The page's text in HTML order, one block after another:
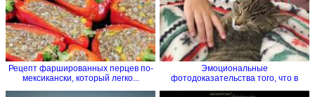
Рецепт фаршированных перцев по-
мексикански, который легко...
Эмоциональные
фотодоказательства того, что в